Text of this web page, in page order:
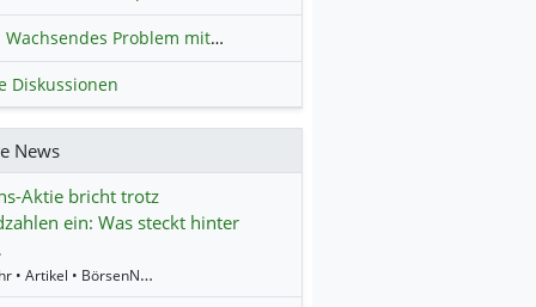
Wachsendes Problem mit kriminellen Kunden im Online-Handel
Diskussionen
News
Aktie bricht trotz
ein: Was steckt hinter
14:19 Uhr • Artikel • BörsenNEWS.de